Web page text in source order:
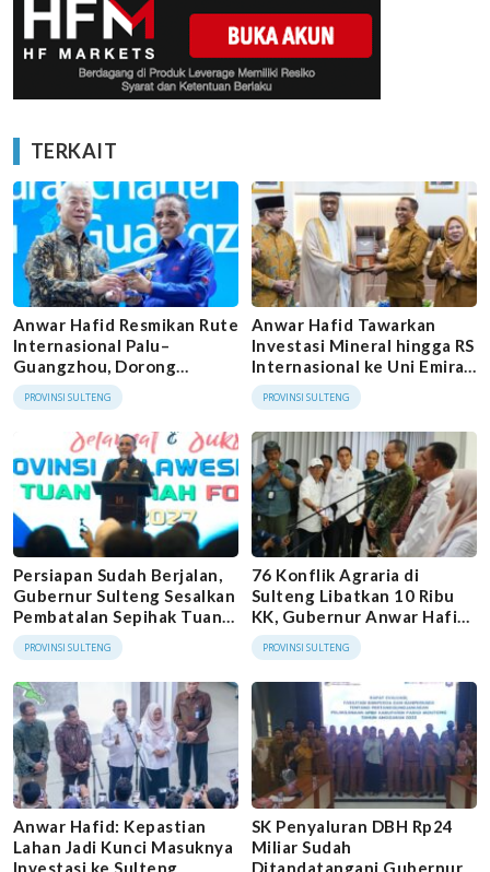
TERKAIT
Anwar Hafid Resmikan Rute
Internasional Palu–
Guangzhou, Dorong
Investasi dan Perdagangan
PROVINSI SULTENG
Anwar Hafid Tawarkan
Investasi Mineral hingga RS
Internasional ke Uni Emirat
Arab
PROVINSI SULTENG
Persiapan Sudah Berjalan,
Gubernur Sulteng Sesalkan
Pembatalan Sepihak Tuan
Rumah FORNAS 2027
PROVINSI SULTENG
76 Konflik Agraria di
Sulteng Libatkan 10 Ribu
KK, Gubernur Anwar Hafid
Minta GTRA Dioptimalkan
PROVINSI SULTENG
Anwar Hafid: Kepastian
Lahan Jadi Kunci Masuknya
Investasi ke Sulteng
SK Penyaluran DBH Rp24
Miliar Sudah
Ditandatangani Gubernur